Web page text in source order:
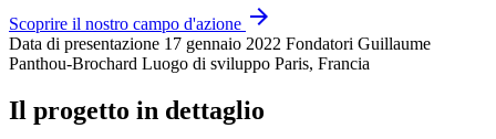
Scoprire il nostro campo d'azione arrow_forward
Data di presentazione 17 gennaio 2022 Fondatori Guillaume
Panthou-Brochard Luogo di sviluppo Paris, Francia
Il progetto in dettaglio